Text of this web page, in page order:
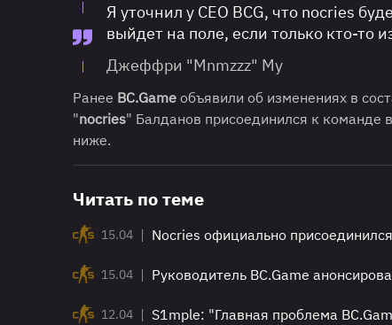
Я уточнил у CEO BCG, что nocries
выйдет на поле, если только кто-то
Джеффри "Mnmzzz" Му
Ранее BC.Game объявили об изменениях в
"nocries" Балданов присоединился к команде
ниже.
Читать по теме
15.04 | Nocries официально
15.04 | Руководитель BC.Game
12.04 | S1mple: "Главная проблема